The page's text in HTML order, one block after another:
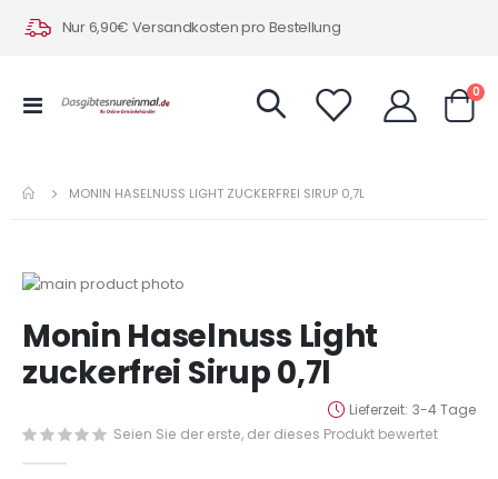
Nur 6,90€ Versandkosten pro Bestellung
Navigation
0
MONIN HASELNUSS LIGHT ZUCKERFREI SIRUP 0,7L
Zum
der
Bildergalerie
springen
Anfang
der
Bildergalerie
Monin Haselnuss Light
zuckerfrei Sirup 0,7l
Lieferzeit 3-4 Tage
Seien Sie der erste, der dieses Produkt bewertet